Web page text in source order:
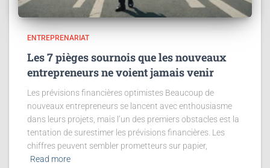
ENTREPRENARIAT
Les 7 pièges sournois que les nouveaux
entrepreneurs ne voient jamais venir
Les prévisions financières optimistes Beaucoup de
nouveaux entrepreneurs se lancent avec enthousiasme
dans leurs projets, mais l’un des premiers obstacles est la
tentation de surestimer les prévisions financières. Les
chiffres peuvent sembler prometteurs sur papier,
Read more